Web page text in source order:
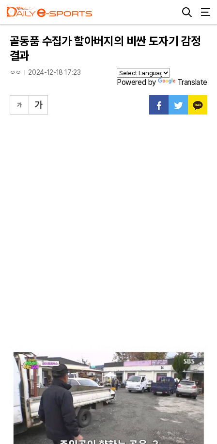
골동품 수집가 할아버지의 비싼 도자기 감정
결과
ㅇㅇ 2024-12-18 17:23
Powered by Translate